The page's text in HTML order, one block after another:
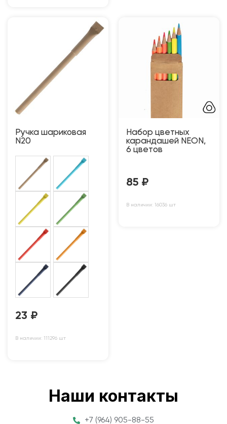
Ручка шариковая
N20
23 ₽
В наличии: 111296 шт
Набор цветных
карандашей NEON,
6 цветов
85 ₽
В наличии: 16036 шт
Наши контакты
+7 (964) 905-88-55